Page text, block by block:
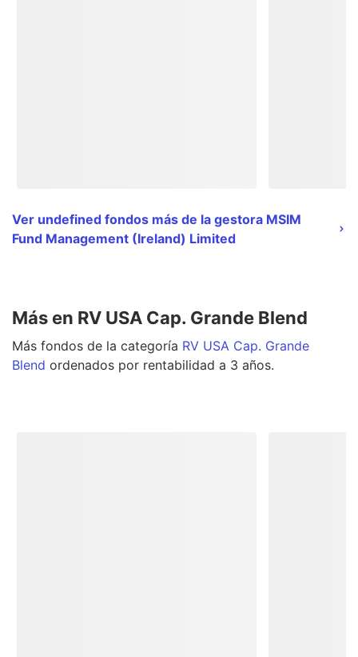
Ver undefined fondos más de la gestora MSIM
Fund Management (Ireland) Limited
Más en RV USA Cap. Grande Blend
Más fondos de la categoría RV USA Cap. Grande
Blend ordenados por rentabilidad a 3 años.